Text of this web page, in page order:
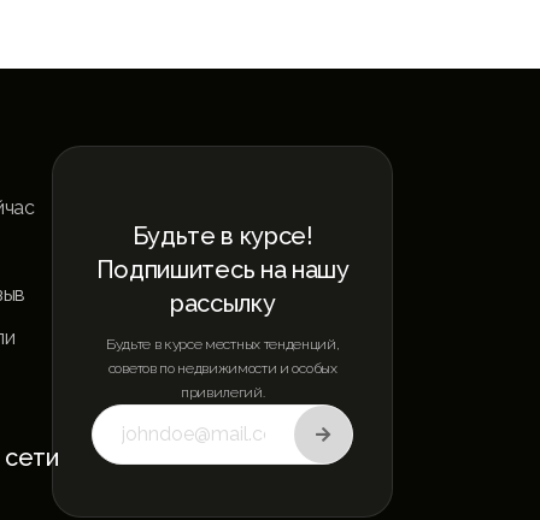
Будьте в курсе!
Подпишитесь на нашу
рассылку
Будьте в курсе местных тенденций,
советов по недвижимости и особых
привилегий.